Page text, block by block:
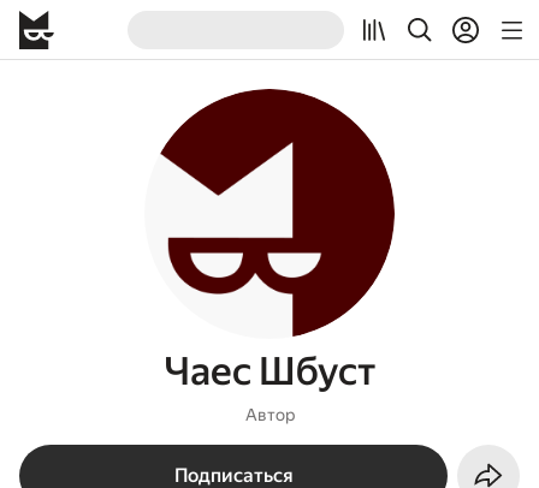
Чаес Шбуст
Автор
Подписаться